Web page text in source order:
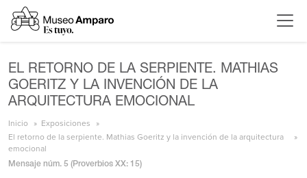
EL RETORNO DE LA SERPIENTE. MATHIAS
GOERITZ Y LA INVENCIÓN DE LA
ARQUITECTURA EMOCIONAL
Inicio
Exposiciones
El retorno de la serpiente. Mathias Goeritz y la invención de la arquitectura
emocional
Mensaje núm. 5 (Proverbios XX: 15)